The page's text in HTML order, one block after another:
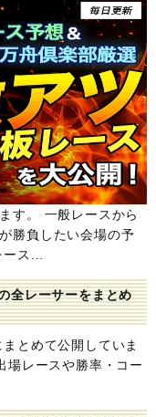
す。 一般レースから
勝負したい会場の予
ス...
全レーサーをまとめ
とめて公開していま
場レースや勝率・コー